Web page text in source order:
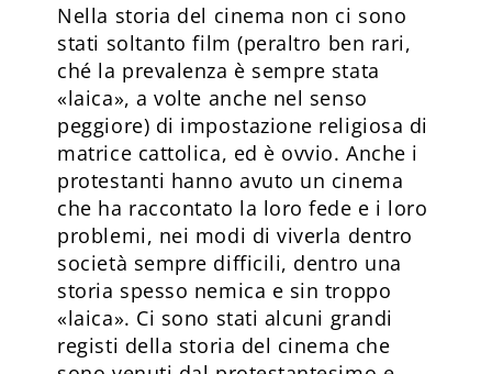
Nella storia del cinema non ci sono
stati soltanto film (peraltro ben rari,
ché la prevalenza è sempre stata
«laica», a volte anche nel senso
peggiore) di impostazione religiosa di
matrice cattolica, ed è ovvio. Anche i
protestanti hanno avuto un cinema
che ha raccontato la loro fede e i loro
problemi, nei modi di viverla dentro
società sempre difficili, dentro una
storia spesso nemica e sin troppo
«laica». Ci sono stati alcuni grandi
registi della storia del cinema che